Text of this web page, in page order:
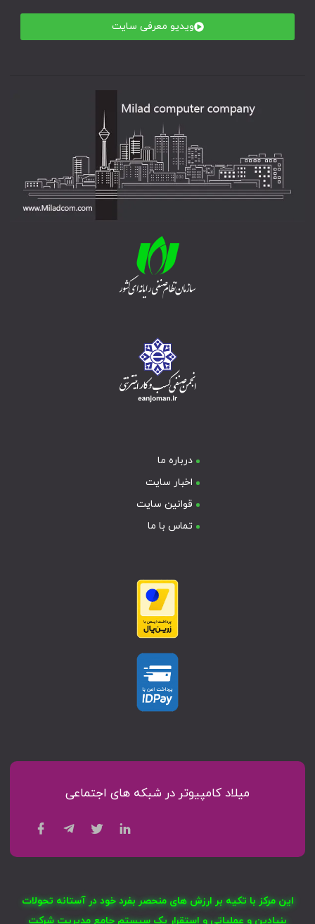
ویدیو معرفی سایت
درباره ما
اخبار سایت
قوانین سایت
تماس با ما
میلاد کامپیوتر در شبکه های اجتماعی
این مرکز با تکیه بر ارزش های منحصر بفرد خود در آستانه تحولات
بنیادین و عملیاتی و استقرار یک سیستم جامع مدیریت شرکت